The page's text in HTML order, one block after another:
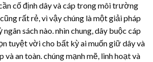
cố định dây và cáp trong môi trường
rất rẻ, vì vậy chúng là một giải pháp
sách nào. nhìn chung, dây buộc cáp
tuyệt vời cho bất kỳ ai muốn giữ dây và
và an toàn. chúng mạnh mẽ, linh hoạt và